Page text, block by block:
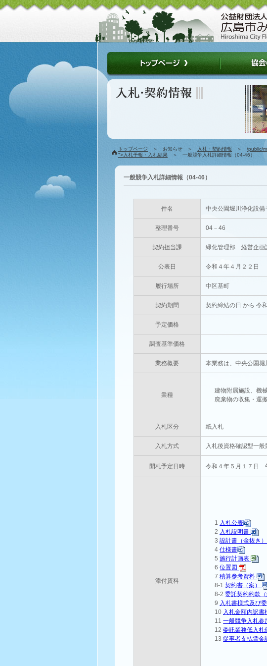
トップページ ＞ お知らせ ＞ 入札・契約情報 ＞ /public/
">入札予報・入札結果 ＞ 一般競争入札詳細情報（04-46）
一般競争入札詳細情報（04-46）
件名 中央公園堀川浄化設備
整理番号 04－46
契約担当課 緑化管理部 経営企画
公表日 令和４年４月２２日
履行場所 中区基町
契約期間 契約締結の日 から 令
予定価格 円(消費税及び
調査基準価格 円(消費税及び
業務概要 本業務は、中央公園堀
業種
建物附属施設、機
廃棄物の収集・運
入札区分 紙入札
入札方式 入札後資格確認型一般
開札予定日時 令和４年５月１７日
添付資料
1 入札公表
2 入札説明書
3設計書（金抜き）
4仕様書
5施行計画表
6位置図
7積算参考資料
8‐1契約書（案）
8-2委託契約約款
9 入札書様式及び
10 入札金額内訳書
11一般競争入札参
12委託業務低入札
13従事者支払賃金